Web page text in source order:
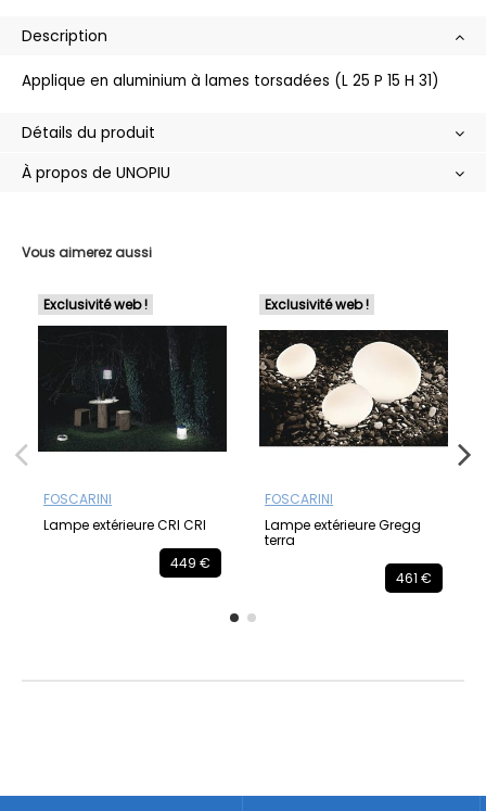
Vous aimerez aussi
Exclusivité web !
FOSCARINI
Lampe extérieure CRI CRI
449 €
Exclusivité web !
FOSCARINI
Lampe extérieure Gregg
terra
461 €
Description
Applique en aluminium à lames torsadées (L 25 P 15 H 31)
Détails du produit
À propos de UNOPIU